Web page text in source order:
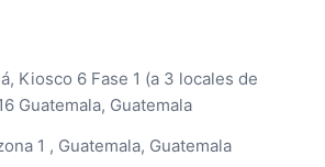
Kiosco 6 Fase 1 (a 3 locales de
Guatemala, Guatemala
1 , Guatemala, Guatemala